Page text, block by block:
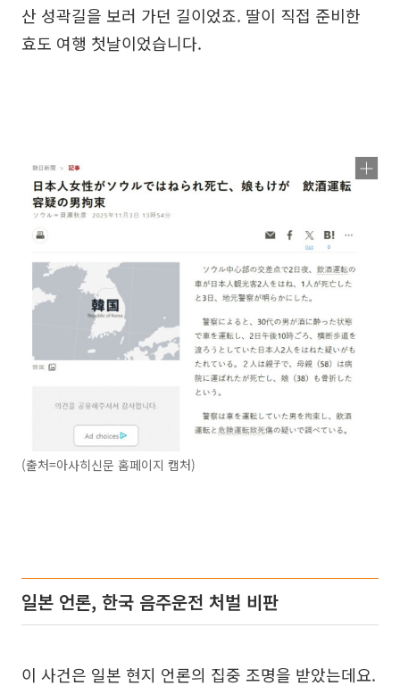
산 성곽길을 보러 가던 길이었죠. 딸이 직접 준비한
효도 여행 첫날이었습니다.
(출처=아사히신문 홈페이지 캡처)
일본 언론, 한국 음주운전 처벌 비판
이 사건은 일본 현지 언론의 집중 조명을 받았는데요.